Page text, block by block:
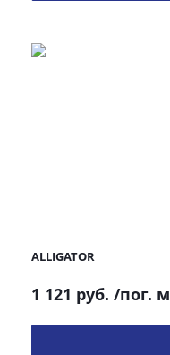
ALLIGATOR
1 121 руб. /пог. м